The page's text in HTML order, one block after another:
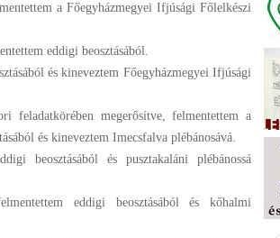
a Főegyházmegyei Ifjúsági Főlelkészi
eddigi beosztásából.
és kineveztem Főegyházmegyei Ifjúsági
feladatkörében megerősítve, felmentettem a
és kineveztem Imecsfalva plébánosává.
beosztásából és pusztakaláni plébánossá
eddigi beosztásából és kőhalmi